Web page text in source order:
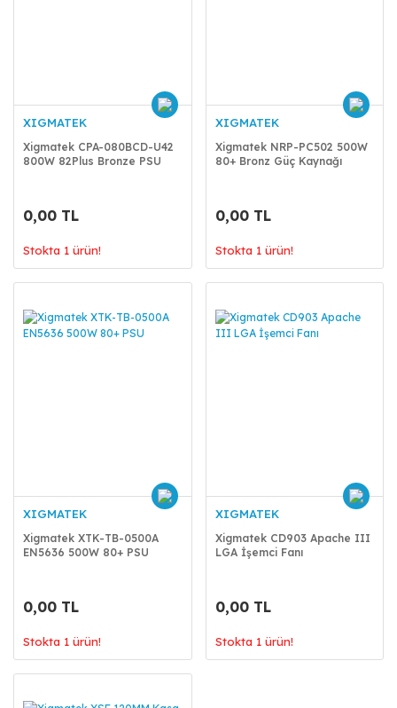
XIGMATEK
Xigmatek CPA-080BCD-U42
800W 82Plus Bronze PSU
0,00 TL
Stokta 1 ürün!
XIGMATEK
Xigmatek NRP-PC502 500W
80+ Bronz Güç Kaynağı
0,00 TL
Stokta 1 ürün!
XIGMATEK
Xigmatek XTK-TB-0500A
EN5636 500W 80+ PSU
0,00 TL
Stokta 1 ürün!
XIGMATEK
Xigmatek CD903 Apache III
LGA İşemci Fanı
0,00 TL
Stokta 1 ürün!